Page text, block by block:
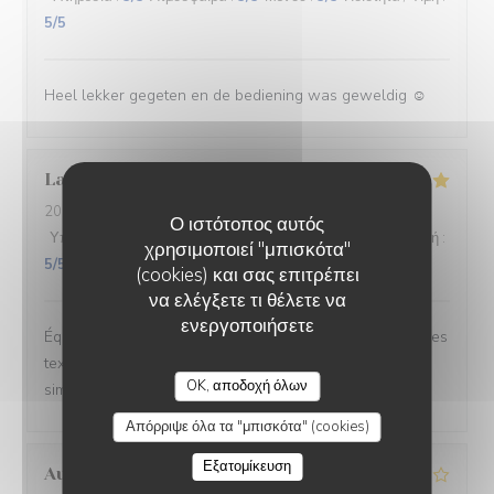
Ο ιστότοπος αυτός
χρησιμοποιεί "μπισκότα"
(cookies) και σας επιτρέπει
να ελέγξετε τι θέλετε να
ενεργοποιήσετε
OK, αποδοχή όλων
Απόρριψε όλα τα "μπισκότα" (cookies)
Εξατομίκευση
5/5
Heel lekker gegeten en de bediening was geweldig ☺️
Laure
2026-06-26
- 20:30 - καλεσμένοι 2
Υπηρεσία
/5 Μενού 5 Ποιότητα / Τιμή :
5/5
Équilibre des goûts, hardiesse des mélanges, subtilité des
textures. Le bel ami, c’est du GRAND art, en toute
simplicité. On ne peut pas rêver meilleur moment.
Aurélien